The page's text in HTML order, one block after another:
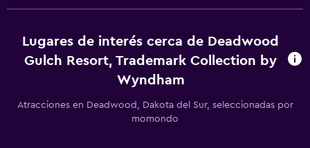
General
Habitaciones familiares
Chimenea
Lugares de interés cerca de Deadwood
Gulch Resort, Trademark Collection by
Wyndham
Atracciones en Deadwood, Dakota del Sur, seleccionadas por
momondo